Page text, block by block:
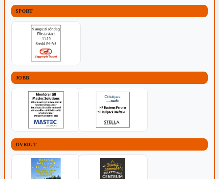
SPORT
JOBB
ÖVRIGT